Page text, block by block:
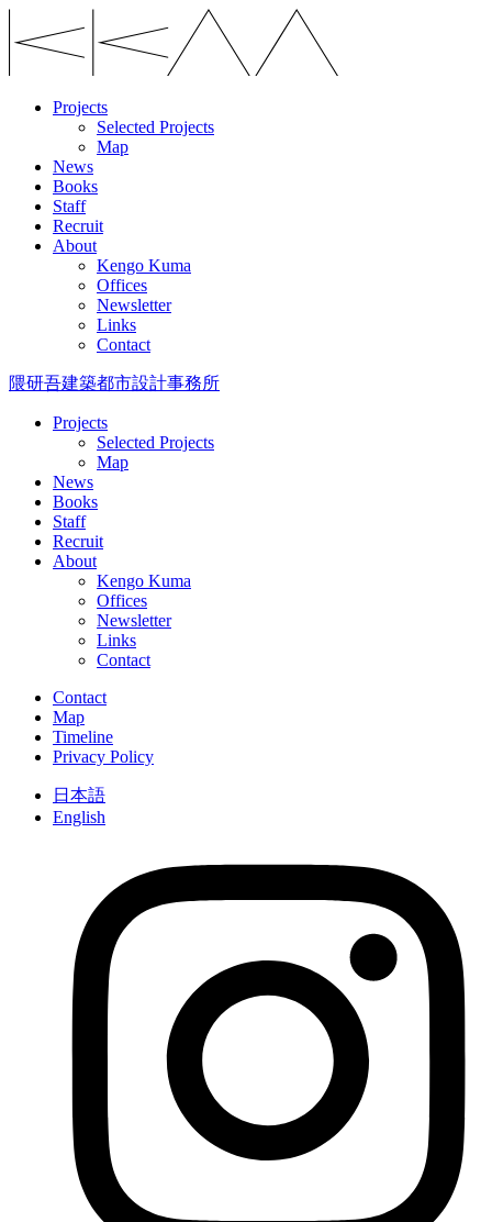
Projects
Selected Projects
Map
News
Books
Staff
Recruit
About
Kengo Kuma
Offices
Newsletter
Links
Contact
隈研吾建築都市設計事務所
Projects
Selected Projects
Map
News
Books
Staff
Recruit
About
Kengo Kuma
Offices
Newsletter
Links
Contact
Contact
Map
Timeline
Privacy Policy
日本語
English